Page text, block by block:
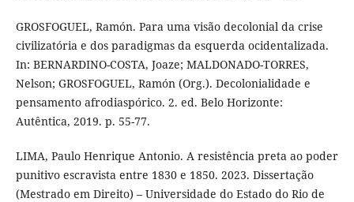
GROSFOGUEL, Ramón. Para uma visão decolonial da crise
civilizatória e dos paradigmas da esquerda ocidentalizada.
In: BERNARDINO-COSTA, Joaze; MALDONADO-TORRES,
Nelson; GROSFOGUEL, Ramón (Org.). Decolonialidade e
pensamento afrodiaspórico. 2. ed. Belo Horizonte:
Autêntica, 2019. p. 55-77.
LIMA, Paulo Henrique Antonio. A resistência preta ao poder
punitivo escravista entre 1830 e 1850. 2023. Dissertação
(Mestrado em Direito) – Universidade do Estado do Rio de